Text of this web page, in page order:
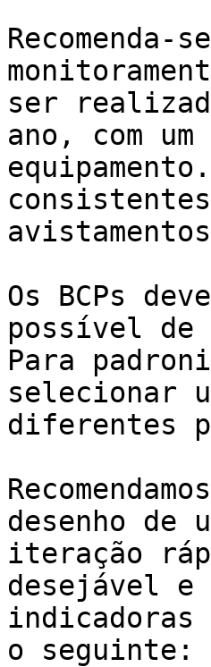
ser
ano, com
Os BCPs
possível de
Para
selecionar
diferentes
desenho de
iteração
desejável e
indicadoras
o seguinte: